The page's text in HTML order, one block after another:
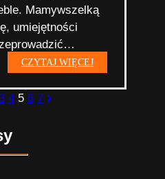
Mamywszelką
umiejętności
CZYTAJ WIĘCEJKrok
6.
Pomiary
4 5 6 7 Next